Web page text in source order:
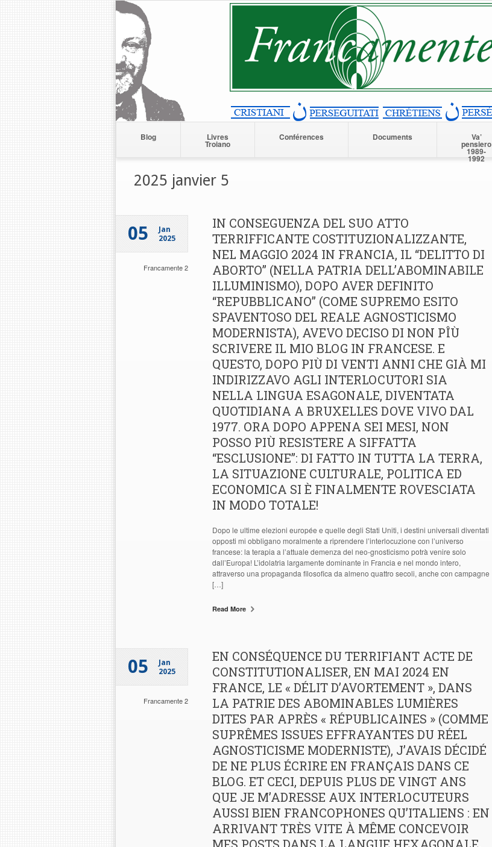
Blog Livres
Troiano
Conférences Documents Va’
pensiero
1989-
1992
2025 janvier 5
05
Jan
2025
Francamente 2
IN CONSEGUENZA DEL SUO ATTO
TERRIFFICANTE COSTITUZIONALIZZANTE,
NEL MAGGIO 2024 IN FRANCIA, IL “DELITTO DI
ABORTO” (NELLA PATRIA DELL’ABOMINABILE
ILLUMINISMO), DOPO AVER DEFINITO
“REPUBBLICANO” (COME SUPREMO ESITO
SPAVENTOSO DEL REALE AGNOSTICISMO
MODERNISTA), AVEVO DECISO DI NON PÎÙ
SCRIVERE IL MIO BLOG IN FRANCESE. E
QUESTO, DOPO PIÙ DI VENTI ANNI CHE GIÀ MI
INDIRIZZAVO AGLI INTERLOCUTORI SIA
NELLA LINGUA ESAGONALE, DIVENTATA
QUOTIDIANA A BRUXELLES DOVE VIVO DAL
1977. ORA DOPO APPENA SEI MESI, NON
POSSO PIÙ RESISTERE A SIFFATTA
“ESCLUSIONE”: DI FATTO IN TUTTA LA TERRA,
LA SITUAZIONE CULTURALE, POLITICA ED
ECONOMICA SI È FINALMENTE ROVESCIATA
IN MODO TOTALE!
Dopo le ultime elezioni europée e quelle degli Stati Uniti, i destini universali diventati
opposti mi obbligano moralmente a riprendere l’interlocuzione con l’universo
francese: la terapia a l’attuale demenza del neo-gnosticismo potrà venire solo
dall’Europa! L’idolatria largamente dominante in Francia e nel mondo intero,
attraverso una propaganda filosofica da almeno quattro secoli, anche con campagne
[…]
Read More
05
Jan
2025
Francamente 2
EN CONSÉQUENCE DU TERRIFIANT ACTE DE
CONSTITUTIONALISER, EN MAI 2024 EN
FRANCE, LE « DÉLIT D’AVORTEMENT », DANS
LA PATRIE DES ABOMINABLES LUMIÈRES
DITES PAR APRÈS « RÉPUBLICAINES » (COMME
SUPRÊMES ISSUES EFFRAYANTES DU RÉEL
AGNOSTICISME MODERNISTE), J’AVAIS DÉCIDÉ
DE NE PLUS ÉCRIRE EN FRANÇAIS DANS CE
BLOG. ET CECI, DEPUIS PLUS DE VINGT ANS
QUE JE M’ADRESSE AUX INTERLOCUTEURS
AUSSI BIEN FRANCOPHONES QU’ITALIENS : EN
ARRIVANT TRÈS VITE À MÊME CONCEVOIR